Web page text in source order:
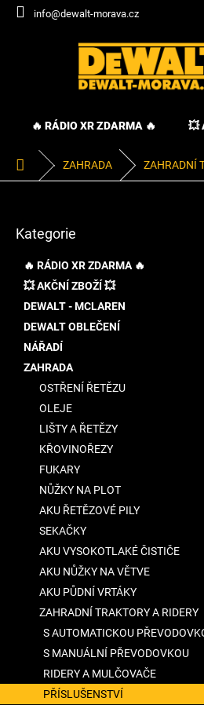
Přejít
info@dewalt-morava.cz
🔥 RÁDIO XR ZDARMA 🔥 💥
Domů ZAHRADA ZAHRADNÍ
kategorie
Kategorie
🔥 RÁDIO XR ZDARMA 🔥
💥 AKČNÍ ZBOŽÍ 💥
DEWALT - MCLAREN
DEWALT OBLEČENÍ
NÁŘADÍ
ZAHRADA
OSTŘENÍ ŘETĚZU
OLEJE
LIŠTY A ŘETĚZY
KŘOVINOŘEZY
FUKARY
NŮŽKY NA PLOT
AKU ŘETĚZOVÉ PILY
SEKAČKY
AKU VYSOKOTLAKÉ ČISTIČE
AKU NŮŽKY NA VĚTVE
AKU PŮDNÍ VRTÁKY
ZAHRADNÍ TRAKTORY A RIDERY
S AUTOMATICKOU
S MANUÁLNÍ PŘEVODOVKOU
RIDERY A MULČOVAČE
PŘÍSLUŠENSTVÍ